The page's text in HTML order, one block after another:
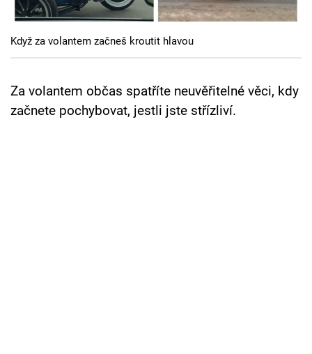
Cool Esport
Pořady
TV Program
Sledujte prima+
Když za volantem začneš kroutit hlavou
Za volantem občas spatříte neuvěřitelné věci, kdy
začnete pochybovat, jestli jste střízliví.